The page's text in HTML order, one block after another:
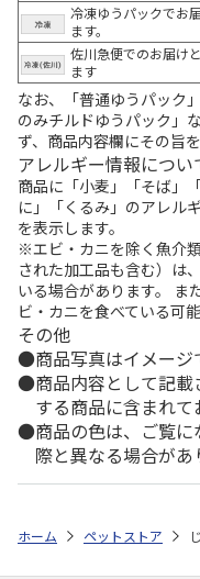
冷凍ゆうパックでお
ます。
佐川急便でのお届け
ます
なお、「普通ゆうパック
のみチルドゆうパック」
ず、商品内容欄にその旨
アレルギー情報につい
商品に「小麦」「そば」
に」「くるみ」のアレル
を表示します。
※エビ・カニを除く魚介
された加工品も含む）は
いる場合があります。 ま
ビ・カニを食べている可
その他
商品写真はイメージ
商品内容として記
する商品に含まれて
商品の色は、ご覧
際と異なる場合があ
ホーム ペットストア